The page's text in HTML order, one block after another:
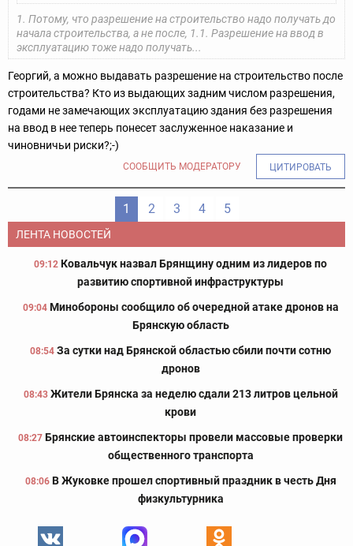
1. Потому, что разрешение на строительство надо получать до
начала строительства, а не после, 1.1. Разрешение на ввод в
эксплуатацию тоже надо получать...
Георгий, а можно выдавать разрешение на строительство после
строительства? Кто из выдающих задним числом разрешения,
годами не замечающих эксплуатацию здания без разрешения
на ввод в нее теперь понесет заслуженное наказание и
чиновничьи риски?;-)
СООБЩИТЬ МОДЕРАТОРУ ЦИТИРОВАТЬ
1 2 3 4 5
ЛЕНТА НОВОСТЕЙ
09:12 Ковальчук назвал Брянщину одним из лидеров по
развитию спортивной инфраструктуры
09:04 Минобороны сообщило об очередной атаке дронов на
Брянскую область
08:54 За сутки над Брянской областью сбили почти сотню
дронов
08:43 Жители Брянска за неделю сдали 213 литров цельной
крови
08:27 Брянские автоинспекторы провели массовые проверки
общественного транспорта
08:06 В Жуковке прошел спортивный праздник в честь Дня
физкультурника